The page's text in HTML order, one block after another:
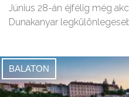
Június 28-án éjfélig még
Dunakanyar
BALATON